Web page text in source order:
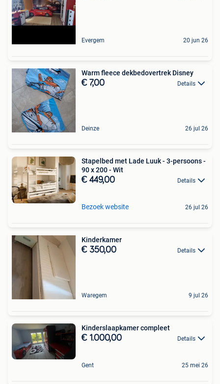
Evergem 20 jun 26
Warm fleece dekbedovertrek Disney
€ 7,00 Details
Deinze 26 jul 26
Stapelbed met Lade Luuk - 3-persoons -
90 x 200 - Wit
€ 449,00 Details
Bezoek website 26 jul 26
Kinderkamer
€ 350,00 Details
Waregem 9 jul 26
Kinderslaapkamer compleet
€ 1.000,00 Details
Gent 25 mei 26